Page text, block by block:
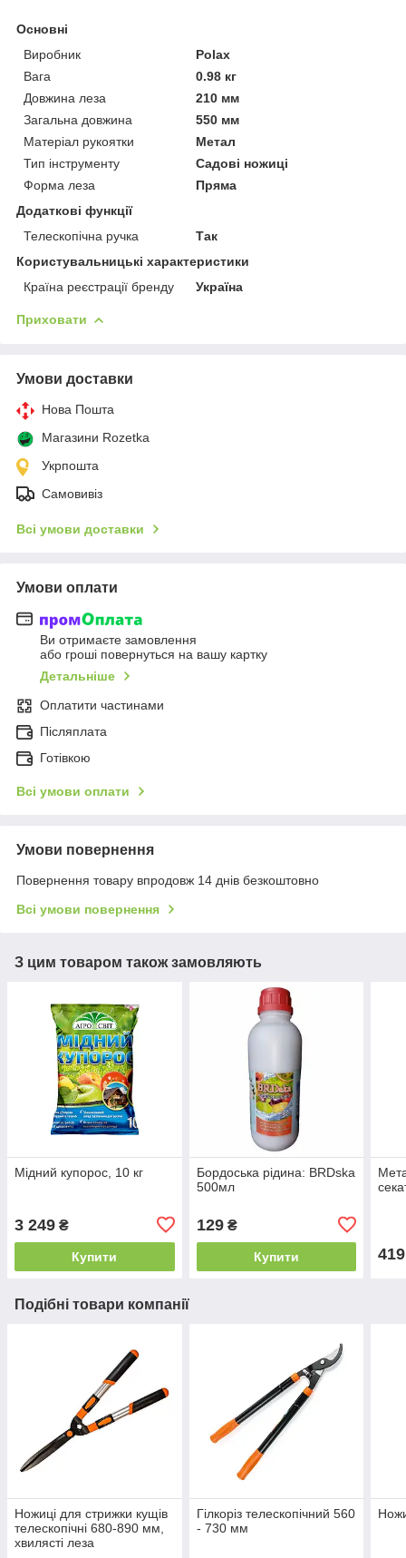
Основні
Виробник
Polax
Вага
0.98 кг
Довжина леза
210 мм
Загальна довжина
550 мм
Матеріал рукоятки
Метал
Тип інструменту
Садові ножиці
Форма леза
Пряма
Додаткові функції
Телескопічна ручка
Так
Користувальницькі характеристики
Країна реєстрації бренду
Україна
Приховати
Умови доставки
Нова Пошта
Магазини Rozetka
Укрпошта
Самовивіз
Всі умови доставки
Умови оплати
Ви отримаєте замовлення
або гроші повернуться на вашу картку
Детальніше
Оплатити частинами
Післяплата
Готівкою
Всі умови оплати
Умови повернення
Повернення товару впродовж 14 днів безкоштовно
Всі умови повернення
З цим товаром також замовляють
Мідний купорос, 10 кг
3 249 ₴
Купити
Бордоська рідина: BRDska
500мл
129₴
Купити 419
Подібні товари компанії
Ножиці для стрижки кущів
телескопічні 680-890 мм,
хвилясті леза
Гілкоріз телескопічний 560
- 730 мм